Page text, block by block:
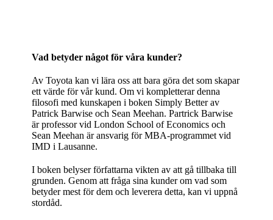
Vad betyder något för våra kunder?
Av Toyota kan vi lära oss att bara göra det som skapar
ett värde för vår kund. Om vi kompletterar denna
filosofi med kunskapen i boken Simply Better av
Patrick Barwise och Sean Meehan. Partrick Barwise
är professor vid London School of Economics och
Sean Meehan är ansvarig för MBA-programmet vid
IMD i Lausanne.
I boken belyser författarna vikten av att gå tillbaka till
grunden. Genom att fråga sina kunder om vad som
betyder mest för dem och leverera detta, kan vi uppnå
stordåd.